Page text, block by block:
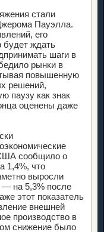
стали
Пауэлла.
его
будет ждать
шаги в
рынки в
повышенную
решений,
паузу как знак
оценены даже
сообщило о
1,4%, что
выросли
— на 5,3% после
этот показатель
внешней
производство в
снижение было